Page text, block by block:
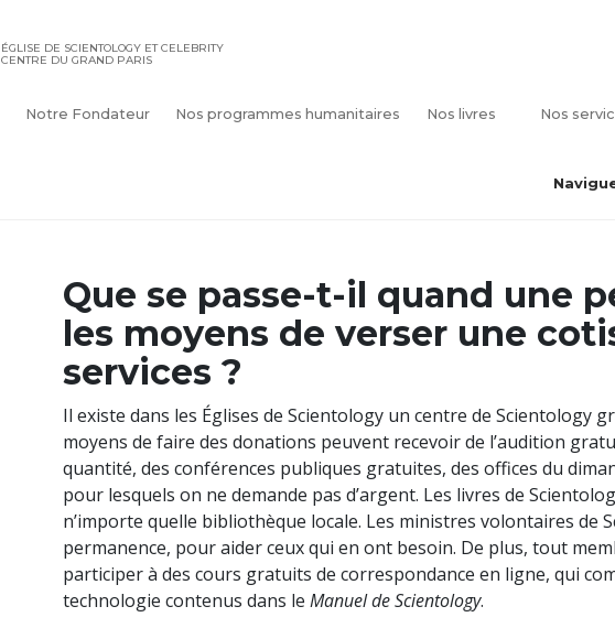
ÉGLISE DE SCIENTOLOGY ET CELEBRITY
CENTRE DU GRAND PARIS
Notre Fondateur Nos programmes humanitaires Nos livres Nos
Que se passe-t-il quand une
les moyens de verser une
services ?
Il existe dans les Églises de Scientology un centre de Scientology
moyens de faire des donations peuvent recevoir de l’audition
quantité, des conférences publiques gratuites, des offices du
pour lesquels on ne demande pas d’argent. Les livres de
n’importe quelle bibliothèque locale. Les ministres volontaires de
permanence, pour aider ceux qui en ont besoin. De plus, tout
participer à des cours gratuits de correspondance en ligne, qui
technologie contenus dans leManuel de Scientology.